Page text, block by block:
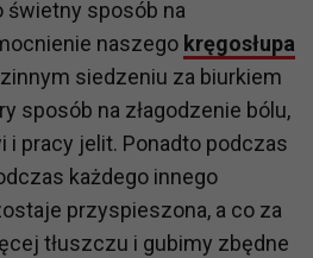
świetny sposób na
naszego kręgosłupa
siedzeniu za biurkiem
sposób na złagodzenie bólu,
i pracy jelit. Ponadto podczas
każdego innego
przyspieszona, a co za
tłuszczu i gubimy zbędne